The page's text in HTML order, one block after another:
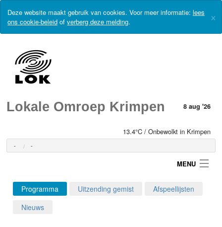
Deze website maakt gebruik van cookies. Voor meer informatie: lees
ons cookie-beleid of verberg deze melding. ×
Lokale Omroep Krimpen 8 aug '26
13.4°C / Onbewolkt in Krimpen
- -
MENU
Login
Programma Uitzending gemist
Afspeellijsten
Nieuws